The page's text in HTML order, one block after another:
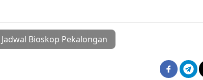
Jadwal Bioskop Pekalongan